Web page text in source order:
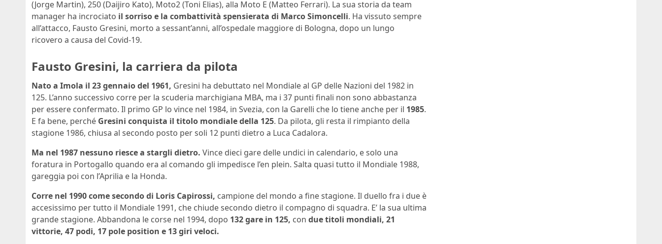
(Jorge Martin), 250 (Daijiro Kato), Moto2 (Toni Elias), alla Moto E (Matteo Ferrari). La sua storia da team
manager ha incrociato il sorriso e la combattività spensierata di Marco Simoncelli. Ha vissuto sempre
all’attacco, Fausto Gresini, morto a sessant’anni, all’ospedale maggiore di Bologna, dopo un lungo
ricovero a causa del Covid-19.
Fausto Gresini, la carriera da pilota
Nato a Imola il 23 gennaio del 1961, Gresini ha debuttato nel Mondiale al GP delle Nazioni del 1982 in
125. L’anno successivo corre per la scuderia marchigiana MBA, ma i 37 punti finali non sono abbastanza
per essere confermato. Il primo GP lo vince nel 1984, in Svezia, con la Garelli che lo tiene anche per il 1985.
E fa bene, perché Gresini conquista il titolo mondiale della 125. Da pilota, gli resta il rimpianto della
stagione 1986, chiusa al secondo posto per soli 12 punti dietro a Luca Cadalora.
Ma nel 1987 nessuno riesce a stargli dietro. Vince dieci gare delle undici in calendario, e solo una
foratura in Portogallo quando era al comando gli impedisce l’en plein. Salta quasi tutto il Mondiale 1988,
gareggia poi con l’Aprilia e la Honda.
Corre nel 1990 come secondo di Loris Capirossi, campione del mondo a fine stagione. Il duello fra i due è
accesissimo per tutto il Mondiale 1991, che chiude secondo dietro il compagno di squadra. E’ la sua ultima
grande stagione. Abbandona le corse nel 1994, dopo 132 gare in 125, con due titoli mondiali, 21
vittorie, 47 podi, 17 pole position e 13 giri veloci.